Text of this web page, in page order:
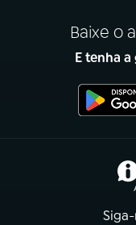
Baixe o
E tenha